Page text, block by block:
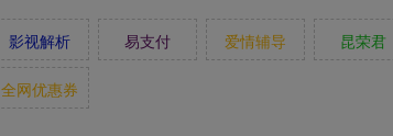
影视解析 易支付 爱情辅导 昆荣君
全网优惠券